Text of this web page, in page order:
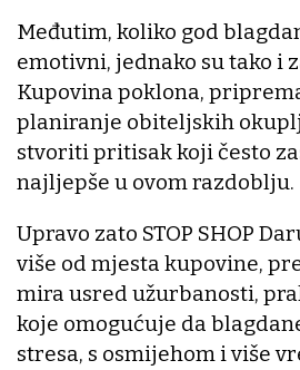
Međutim, koliko god
emotivni, jednako su tako i
Kupovina poklona,
planiranje obiteljskih
stvoriti pritisak koji često
najljepše u ovom razdoblju.
Upravo zato STOP SHOP
više od mjesta kupovine,
mira usred užurbanosti,
koje omogućuje da
stresa, s osmijehom i više